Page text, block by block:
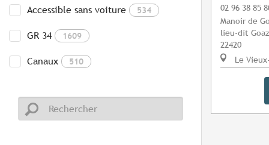
Accessible sans voiture 534
GR 34 1609
Canaux 510
02 96 38 85
Manoir de
lieu-dit
22420
Le